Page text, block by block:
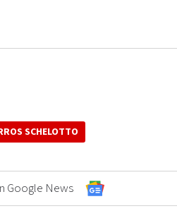
SCHELOTTO
Google News